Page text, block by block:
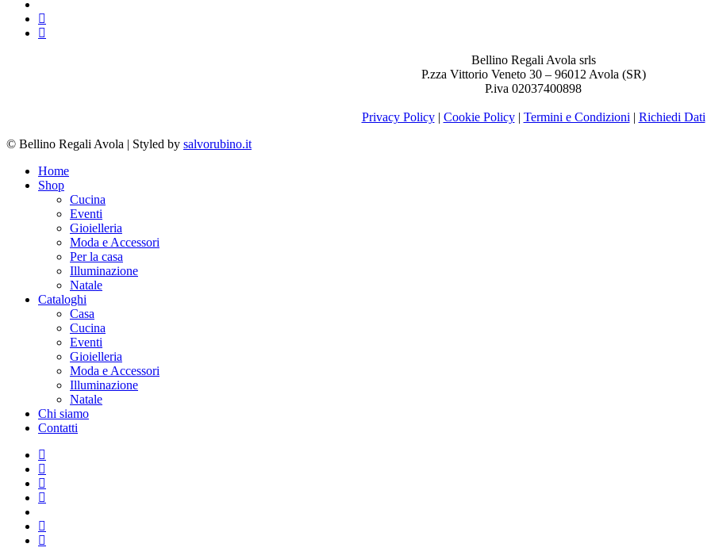
phone
email
Bellino Regali Avola srls
P.zza Vittorio Veneto 30 – 96012 Avola (SR)
P.iva 02037400898
Privacy Policy| Cookie Policy| Termini e Condizioni | Richiedi Dati
© Bellino Regali Avola | Styled by salvorubino.it
Close
Menu
Home
Shop
Cucina
Eventi
Gioielleria
Moda e Accessori
Per la casa
Illuminazione
Natale
Cataloghi
Casa
Cucina
Eventi
Gioielleria
Moda e Accessori
Illuminazione
Natale
Chi siamo
Contatti
facebook
google-
plus
instagram
whatsapp
phone
email